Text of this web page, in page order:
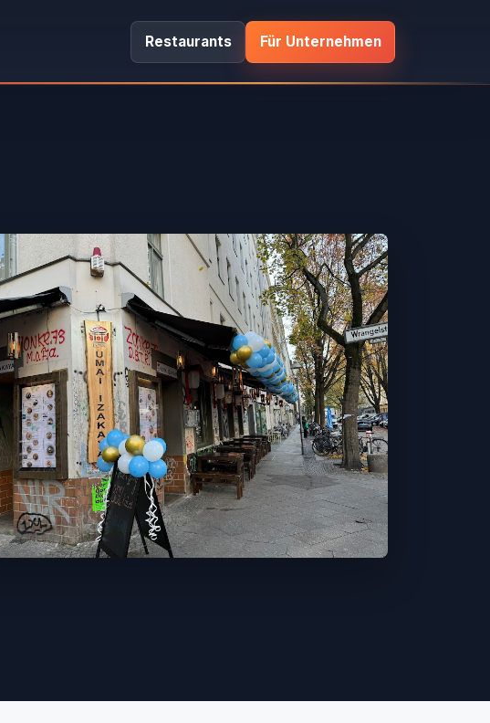
Restaurants Für Unternehmen